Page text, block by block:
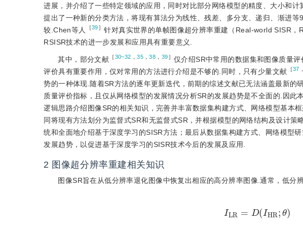
进展，并介绍了一些特定领域的应用，同时对比部分网络模型的精度、大小和计
提出了一种新的分类方法，将现有算法分为线性、残差、多分支、递归、渐进
较.Chen等人
［39］ 针对真实世界的单帧图像超分辨率重建（Real-world SISR
RSISR技术的进一步发展和应用具有重要意义.
其中，部分文献 ［30~32 ，35 ，38 ， 39］ 仅介绍SR中常用的数据集和图像质量
评价具有重要作用，仅对常用的方法进行介绍是不够的.同时，只有少量文献 ［37
势的一种体现.随着SR方法的逐年更新迭代，前期的综述文献已无法涵盖最新的
质量评价指标，且仅从网络模型的发展情况分析SR的发展趋势是不全面的.因此
逻辑思路介绍图像SR的相关知识，完善并丰富数据集构建方式、网络模型基本
同将现有方法划分为监督式SR和无监督式SR，并根据模型的网络结构及设计
统和全面地介绍基于深度学习的SISR方法；最后从数据集构建方式、网络模型
发展趋势，以促进基于深度学习的SISR技术今后的发展及应用.
2 图像超分辨率重建相关知识
图像SR旨在从低分辨率退化图像中恢复出相应的高分辨率图像.通常，低分
DIH θ